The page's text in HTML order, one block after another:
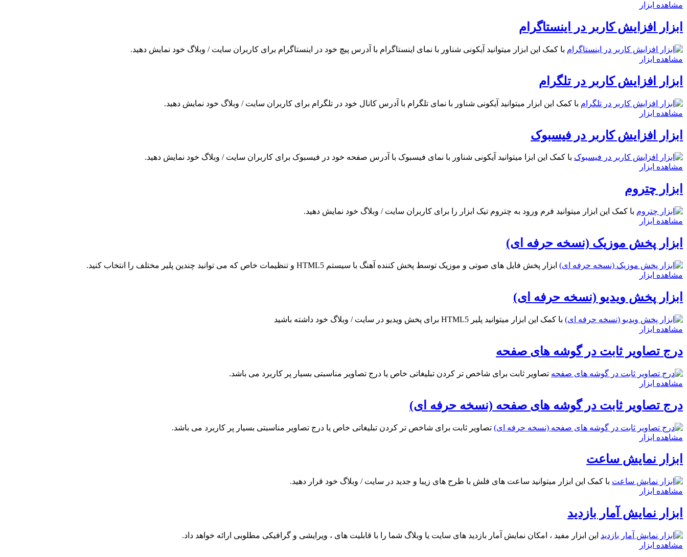
مشاهده ابزار
ابزار افزایش کاربر در اینستاگرام
با کمک این ابزار میتوانید آیکونی شناور با نمای اینستاگرام با آدرس پیچ خود در اینستاگرام برای کاربران سایت / وبلاگ خود نمایش دهید.
مشاهده ابزار
ابزار افزایش کاربر در تلگرام
با کمک این ابزار میتوانید آیکونی شناور با نمای تلگرام با آدرس کانال خود در تلگرام برای کاربران سایت / وبلاگ خود نمایش دهید.
مشاهده ابزار
ابزار افزایش کاربر در فیسبوک
با کمک این ابزا میتوانید آیکونی شناور با نمای فیسبوک با آدرس صفحه خود در فیسبوک برای کاربران سایت / وبلاگ خود نمایش دهید.
مشاهده ابزار
ابزار چتروم
با کمک این ابزار میتوانید فرم ورود به چتروم تیک ابزار را برای کاربران سایت / وبلاگ خود نمایش دهید.
مشاهده ابزار
ابزار پخش موزیک (نسخه حرفه ای)
ابزار پخش فایل های صوتی و موزیک توسط پخش کننده آهنگ با سیستم HTML5 و تنظیمات خاص که می توانید چندین پلیر مختلف را انتخاب کنید.
مشاهده ابزار
ابزار پخش ویدیو (نسخه حرفه ای)
با کمک این ابزار میتوانید پلیر HTML5 برای پخش ویدیو در سایت / وبلاگ خود داشته باشید
مشاهده ابزار
درج تصاویر ثابت در گوشه های صفحه
تصاویر ثابت برای شاخص تر کردن تبلیغاتی خاص یا درج تصاویر مناسبتی بسیار پر کاربرد می باشد.
مشاهده ابزار
درج تصاویر ثابت در گوشه های صفحه (نسخه حرفه ای)
تصاویر ثابت برای شاخص تر کردن تبلیغاتی خاص یا درج تصاویر مناسبتی بسیار پر کاربرد می باشد.
مشاهده ابزار
ابزار نمایش ساعت
با کمک این ابزار میتوانید ساعت های فلش با طرح های زیبا و جدید در سایت / وبلاگ خود قرار دهید.
مشاهده ابزار
ابزار نمایش آمار بازدید
این ابزار مفید ، امکان نمایش آمار بازدید های سایت یا وبلاگ شما را با قابلیت های ، ویرایشی و گرافیکی مطلوبی ارائه خواهد داد.
مشاهده ابزار